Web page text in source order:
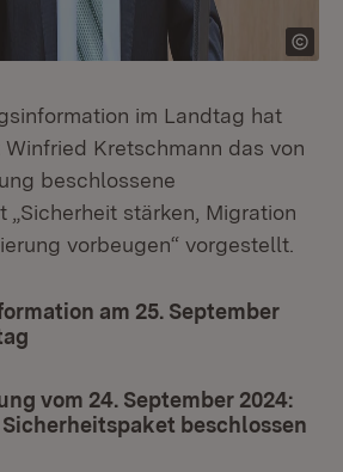
im Landtag hat
Kretschmann das von
beschlossene
„Sicherheit stärken, Migration
vorbeugen“ vorgestellt.
am 25. September
vom 24. September 2024:
beschlossen